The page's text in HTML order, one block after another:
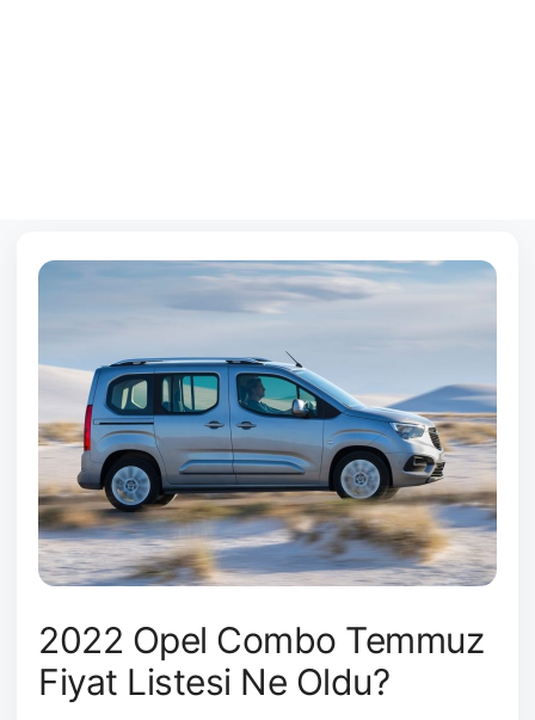
2022 Opel Combo Temmuz
Fiyat Listesi Ne Oldu?